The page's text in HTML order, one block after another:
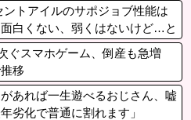
ントアイルのサポジョブ性能は
白くない、弱くはないけど…と
無双できるぶっ壊れた性能にし
う意見
次ぐスマホゲーム、倒産も急増
移
があれば一生遊べるおじさん、嘘
劣化で普通に割れます」